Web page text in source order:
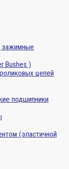
зажимные
Bushes )
цепей
подшипники
(эластичной